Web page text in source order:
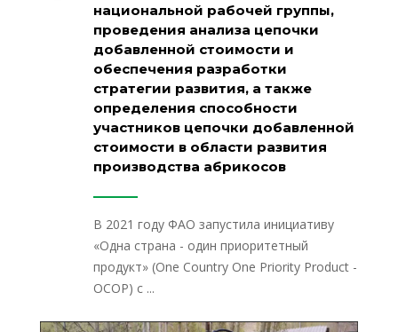
национальной рабочей группы,
проведения анализа цепочки
добавленной стоимости и
обеспечения разработки
стратегии развития, а также
определения способности
участников цепочки добавленной
стоимости в области развития
производства абрикосов
В 2021 году ФАО запустила инициативу
«Одна страна - один приоритетный
продукт» (One Country One Priority Product -
OCOP) с ...